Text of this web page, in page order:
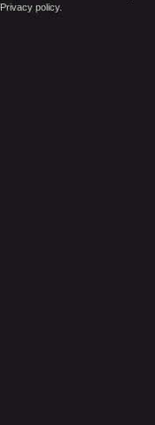
Privacy policy.